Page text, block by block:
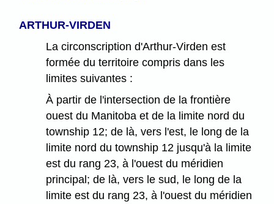
ARTHUR-VIRDEN
La circonscription d'Arthur-Virden est
formée du territoire compris dans les
limites suivantes :
À partir de l'intersection de la frontière
ouest du Manitoba et de la limite nord du
township 12; de là, vers l'est, le long de la
limite nord du township 12 jusqu'à la limite
est du rang 23, à l'ouest du méridien
principal; de là, vers le sud, le long de la
limite est du rang 23, à l'ouest du méridien